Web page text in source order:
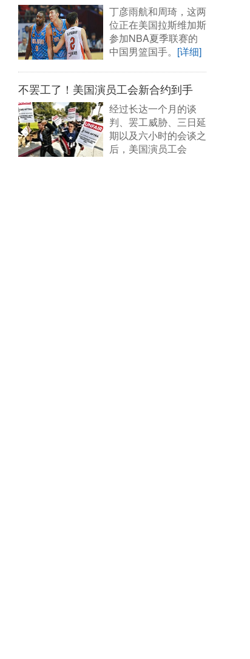
丁彦雨航和周琦，这两
位正在美国拉斯维加斯
参加NBA夏季联赛的
中国男篮国手。 [详细]
不罢工了！美国演员工会新合约到手
经过长达一个月的谈
判、罢工威胁、三日延
期以及六小时的会谈之
后，美国演员工会